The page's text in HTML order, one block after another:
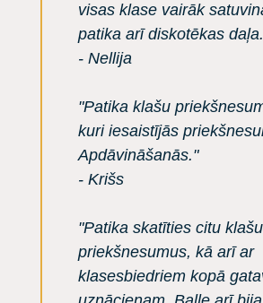
visas klase vairāk
patika arī diskotēkas
- Nellija
"Patika klašu
kuri iesaistījās
Apdāvināšanās."
- Krišs
"Patika skatīties citu klašu
priekšnesumus, kā arī ar
klasesbiedriem kopā